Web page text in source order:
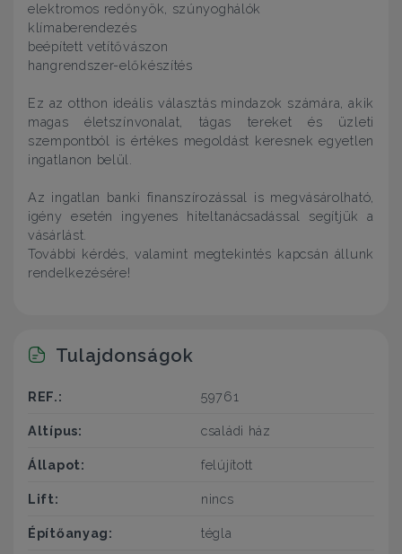
elektromos redőnyök, szúnyoghálók
klímaberendezés
beépített vetítővászon
hangrendszer-előkészítés
Ez az otthon ideális választás mindazok számára, akik
magas életszínvonalat, tágas tereket és üzleti
szempontból is értékes megoldást keresnek egyetlen
ingatlanon belül.
Az ingatlan banki finanszírozással is megvásárolható,
igény esetén ingyenes hiteltanácsadással segítjük a
vásárlást.
További kérdés, valamint megtekintés kapcsán állunk
rendelkezésére!
Tulajdonságok
REF.: 59761
Altípus: családi ház
Állapot: felújított
Lift: nincs
Építőanyag: tégla